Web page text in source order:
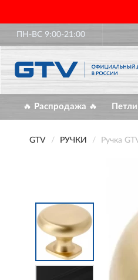
ПН-ВС 9:00-21:00
🔥 Распродажа 🔥 Петли
GTV РУЧКИ Ручка